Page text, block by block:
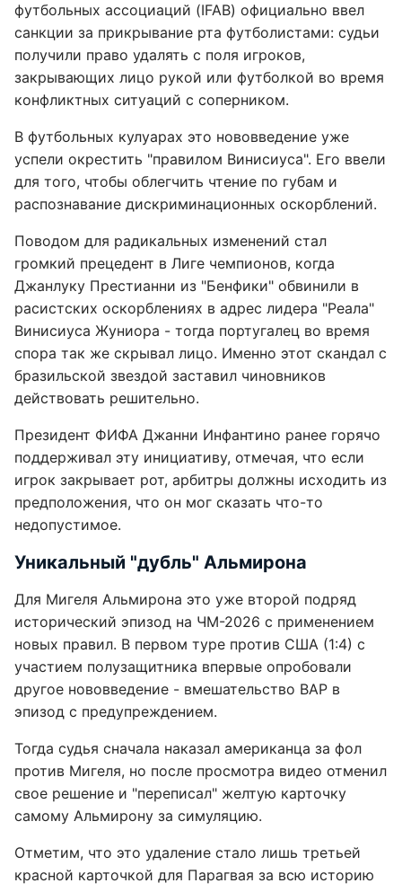
футбольных ассоциаций (IFAB) официально ввел
санкции за прикрывание рта футболистами: судьи
получили право удалять с поля игроков,
закрывающих лицо рукой или футболкой во время
конфликтных ситуаций с соперником.
В футбольных кулуарах это нововведение уже
успели окрестить "правилом Винисиуса". Его ввели
для того, чтобы облегчить чтение по губам и
распознавание дискриминационных оскорблений.
Поводом для радикальных изменений стал
громкий прецедент в Лиге чемпионов, когда
Джанлуку Престианни из "Бенфики" обвинили в
расистских оскорблениях в адрес лидера "Реала"
Винисиуса Жуниора - тогда португалец во время
спора так же скрывал лицо. Именно этот скандал с
бразильской звездой заставил чиновников
действовать решительно.
Президент ФИФА Джанни Инфантино ранее горячо
поддерживал эту инициативу, отмечая, что если
игрок закрывает рот, арбитры должны исходить из
предположения, что он мог сказать что-то
недопустимое.
Уникальный "дубль" Альмирона
Для Мигеля Альмирона это уже второй подряд
исторический эпизод на ЧМ-2026 с применением
новых правил. В первом туре против США (1:4) с
участием полузащитника впервые опробовали
другое нововведение - вмешательство ВАР в
эпизод с предупреждением.
Тогда судья сначала наказал американца за фол
против Мигеля, но после просмотра видео отменил
свое решение и "переписал" желтую карточку
самому Альмирону за симуляцию.
Отметим, что это удаление стало лишь третьей
красной карточкой для Парагвая за всю историю